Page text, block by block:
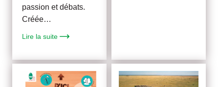
passion et débats.
Créée…
Lire la suite